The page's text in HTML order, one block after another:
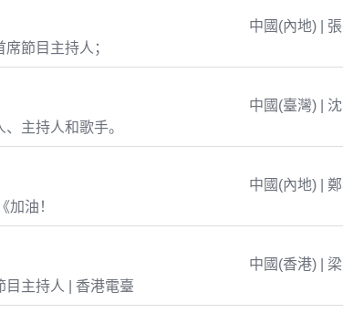
中國(內地) | 張
節目主持人；
中國(臺灣) | 沈
主持人和歌手。
中國(內地) | 鄭
加油！
中國(香港) | 梁
目主持人 | 香港電臺